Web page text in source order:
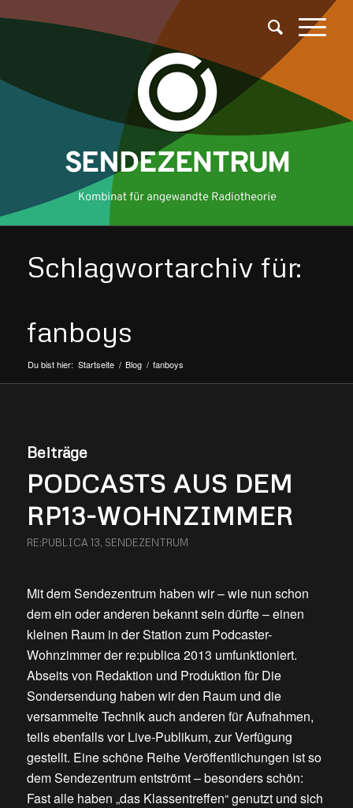
Schlagwortarchiv für:
fanboys
Du bist hier: Startseite / Blog / fanboys
Beiträge
PODCASTS AUS DEM
RP13-WOHNZIMMER
RE:PUBLICA 13, SENDEZENTRUM
Mit dem Sendezentrum haben wir – wie nun schon
dem ein oder anderen bekannt sein dürfte – einen
kleinen Raum in der Station zum Podcaster-
Wohnzimmer der re:publica 2013 umfunktioniert.
Abseits von Redaktion und Produktion für Die
Sondersendung haben wir den Raum und die
versammelte Technik auch anderen für Aufnahmen,
teils ebenfalls vor Live-Publikum, zur Verfügung
gestellt. Eine schöne Reihe Veröffentlichungen ist so
dem Sendezentrum entströmt – besonders schön:
Fast alle haben „das Klassentreffen“ genutzt und sich